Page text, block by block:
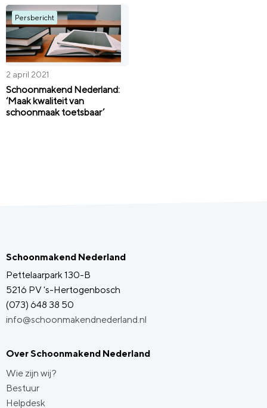
Persbericht
2 april 2021
Schoonmakend Nederland:
‘Maak kwaliteit van
schoonmaak toetsbaar’
Schoonmakend Nederland
Pettelaarpark 130-B
5216 PV 's-Hertogenbosch
(073) 648 38 50
info@schoonmakendnederland.nl
Over Schoonmakend Nederland
Wie zijn wij?
Bestuur
Helpdesk